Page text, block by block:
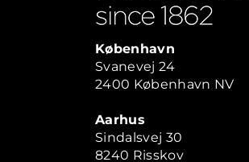
København
Svanevej 24
2400 København NV
Aarhus
Sindalsvej 30
8240 Risskov